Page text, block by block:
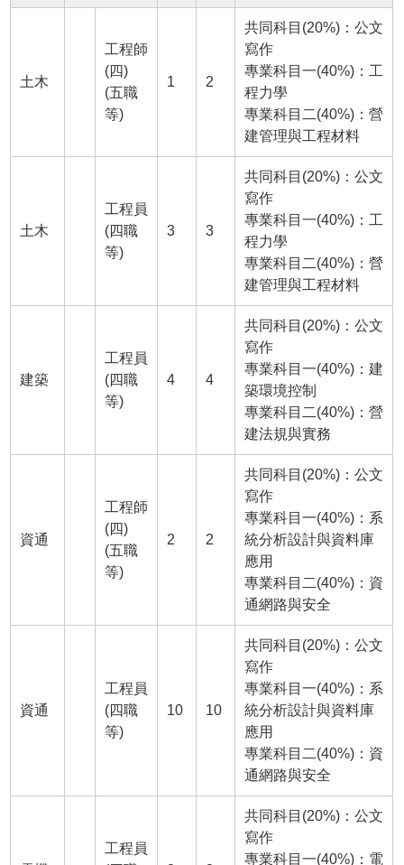
土木
工程師
(四)
(五職
等)
1 2
共同科目(20%)：公文
寫作
專業科目一(40%)：工
程力學
專業科目二(40%)：營
建管理與工程材料
土木
工程員
(四職
等)
3 3
共同科目(20%)：公文
寫作
專業科目一(40%)：工
程力學
專業科目二(40%)：營
建管理與工程材料
建築
工程員
(四職
等)
4 4
共同科目(20%)：公文
寫作
專業科目一(40%)：建
築環境控制
專業科目二(40%)：營
建法規與實務
資通
工程師
(四)
(五職
等)
2 2
共同科目(20%)：公文
寫作
專業科目一(40%)：系
統分析設計與資料庫
應用
專業科目二(40%)：資
通網路與安全
資通
工程員
(四職
等)
10 10
共同科目(20%)：公文
寫作
專業科目一(40%)：系
統分析設計與資料庫
應用
專業科目二(40%)：資
通網路與安全
工程員
共同科目(20%)：公文
寫作
專業科目一(40%)：電